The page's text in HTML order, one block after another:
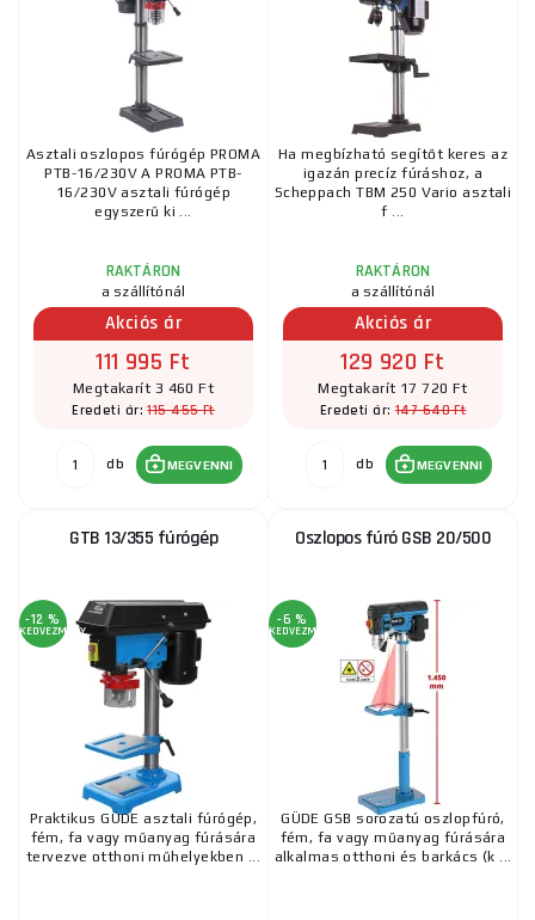
Asztali oszlopos fúrógép PROMA
PTB-16/230V A PROMA PTB-
16/230V asztali fúrógép
egyszerű ki ...
RAKTÁRON
a szállítónál
Akciós ár
111 995 Ft
Megtakarít 3 460 Ft
Eredeti ár:115 455 Ft
db MEGVENNI
Ha megbízható segítőt keres az
igazán precíz fúráshoz, a
Scheppach TBM 250 Vario asztali
f ...
RAKTÁRON
a szállítónál
Akciós ár
129 920 Ft
Megtakarít 17 720 Ft
Eredeti ár: 147 640 Ft
db MEGVENNI
GTB 13/355 fúrógép
-12 %
KEDVEZMÉNY
Praktikus GÜDE asztali fúrógép,
fém, fa vagy műanyag fúrására
tervezve otthoni műhelyekben ...
Oszlopos fúró GSB 20/500
-6 %
KEDVEZMÉNY
GÜDE GSB sorozatú oszlopfúró,
fém, fa vagy műanyag fúrására
alkalmas otthoni és barkács (k ...